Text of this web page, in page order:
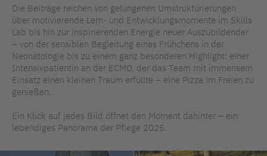
Die Beiträge reichen von gelungenen Umstrukturierungen
über motivierende Lern- und Entwicklungsmomente im Skills
Lab bis hin zur inspirierenden Energie neuer Auszubildender
– von der sensiblen Begleitung eines Frühchens in der
Neonatologie bis zu einem ganz besonderen Highlight: einer
Intensivpatientin an der ECMO, der das Team mit immensem
Einsatz einen kleinen Traum erfüllte – eine Pizza im Freien zu
genießen.
Ein Klick auf jedes Bild öffnet den Moment dahinter – ein
lebendiges Panorama der Pflege 2025.